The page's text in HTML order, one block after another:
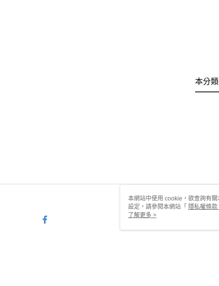
本分
本網站中使用 cookie，欲查詢有
設定，請參閱本網站「 隱私權條款
使用 cookie。
了解更多 >